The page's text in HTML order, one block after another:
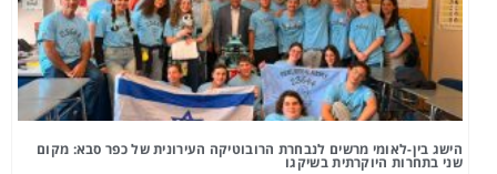
הישג בין-לאומי מרשים לנבחרת הרובוטיקה העירונית של כפר סבא: מקום
שני בתחרות היוקרתית בשיקגו